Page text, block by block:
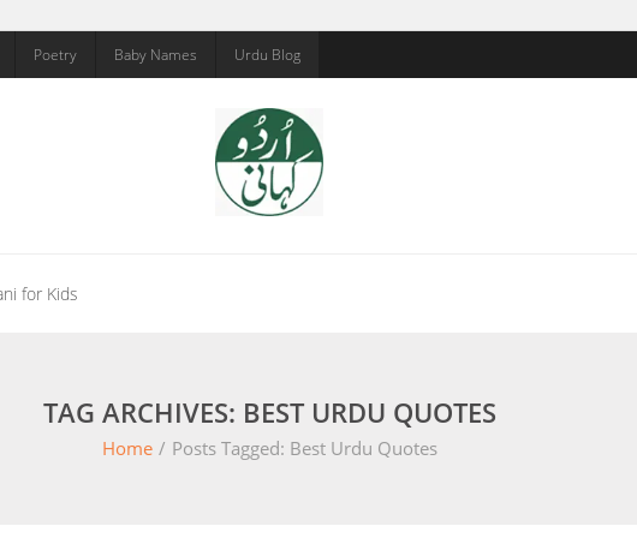
Poetry Baby Names Urdu Blog
for Kids
TAG ARCHIVES: BEST URDU QUOTES
Home / Posts Tagged: Best Urdu Quotes